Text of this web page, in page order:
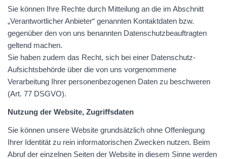
Sie können Ihre Rechte durch Mitteilung an die im Abschnitt
„Verantwortlicher Anbieter“ genannten Kontaktdaten bzw.
gegenüber den von uns benannten Datenschutzbeauftragten
geltend machen.
Sie haben zudem das Recht, sich bei einer Datenschutz-
Aufsichtsbehörde über die von uns vorgenommene
Verarbeitung Ihrer personenbezogenen Daten zu beschweren
(Art. 77 DSGVO).
Nutzung der Website, Zugriffsdaten
Sie können unsere Website grundsätzlich ohne Offenlegung
Ihrer Identität zu rein informatorischen Zwecken nutzen. Beim
Abruf der einzelnen Seiten der Website in diesem Sinne werden